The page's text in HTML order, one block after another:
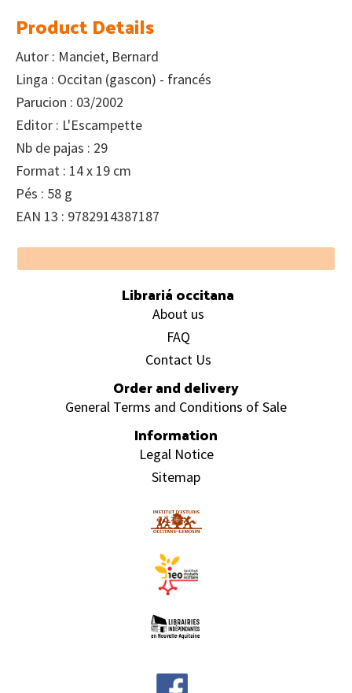
Product Details
Autor : Manciet, Bernard
Linga : Occitan (gascon) - francés
Parucion : 03/2002
Editor : L'Escampette
Nb de pajas : 29
Format : 14 x 19 cm
Pés : 58 g
EAN 13 : 9782914387187
Footer
Librariá occitana
About us
FAQ
Contact Us
Order and delivery
General Terms and Conditions of Sale
Information
Legal Notice
Sitemap